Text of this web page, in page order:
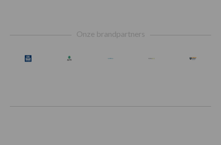
Onze brandpartners